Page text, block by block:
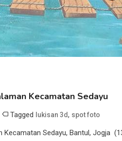
Kecamatan Sedayu
Tagged lukisan 3d, spot foto
Kecamatan Sedayu, Bantul, Jogja